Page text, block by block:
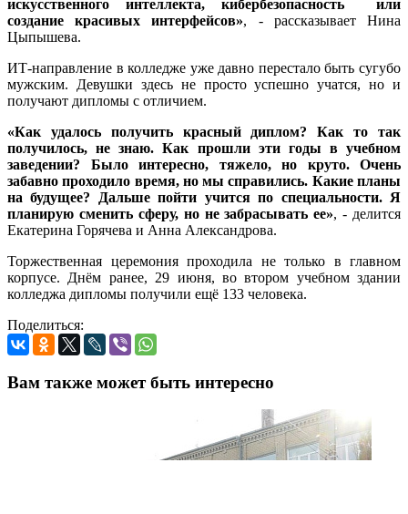
искусственного интеллекта, кибербезопасность или
создание красивых интерфейсов», - рассказывает Нина
Цыпышева.
ИТ-направление в колледже уже давно перестало быть сугубо
мужским. Девушки здесь не просто успешно учатся, но и
получают дипломы с отличием.
«Как удалось получить красный диплом? Как то так
получилось, не знаю. Как прошли эти годы в учебном
заведении? Было интересно, тяжело, но круто. Очень
забавно проходило время, но мы справились. Какие планы
на будущее? Дальше пойти учится по специальности. Я
планирую сменить сферу, но не забрасывать ее», - делится
Екатерина Горячева и Анна Александрова.
Торжественная церемония проходила не только в главном
корпусе. Днём ранее, 29 июня, во втором учебном здании
колледжа дипломы получили ещё 133 человека.
Поделиться:
Вам также может быть интересно